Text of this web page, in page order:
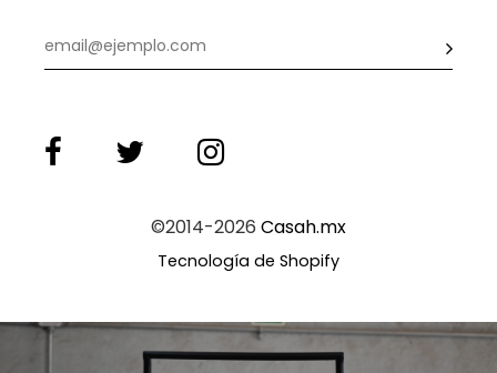
©2014-2026 Casah.mx
Tecnología de Shopify